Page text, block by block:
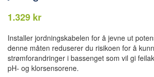
kr
Installer jordningskabelen for å jevne ut
denne måten reduserer du risikoen for å
strømforandringer i bassenget som vil gi
pH- og klorsensorene.